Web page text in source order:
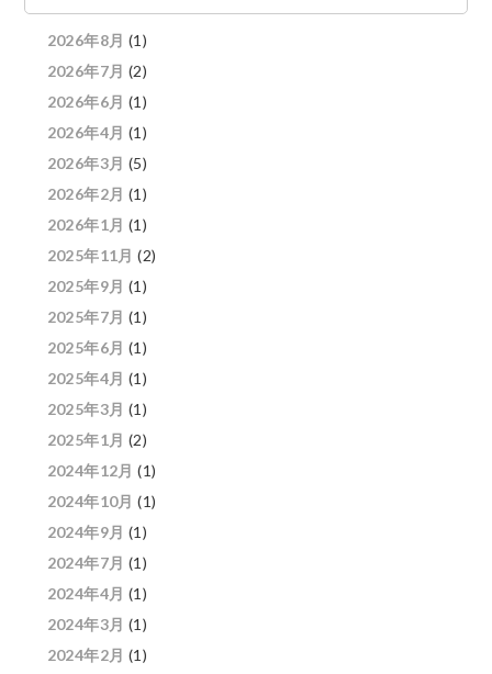
2026年8月 (1)
2026年7月 (2)
2026年6月 (1)
2026年4月 (1)
2026年3月 (5)
2026年2月 (1)
2026年1月 (1)
2025年11月 (2)
2025年9月 (1)
2025年7月 (1)
2025年6月 (1)
2025年4月 (1)
2025年3月 (1)
2025年1月 (2)
2024年12月 (1)
2024年10月 (1)
2024年9月 (1)
2024年7月 (1)
2024年4月 (1)
2024年3月 (1)
2024年2月 (1)